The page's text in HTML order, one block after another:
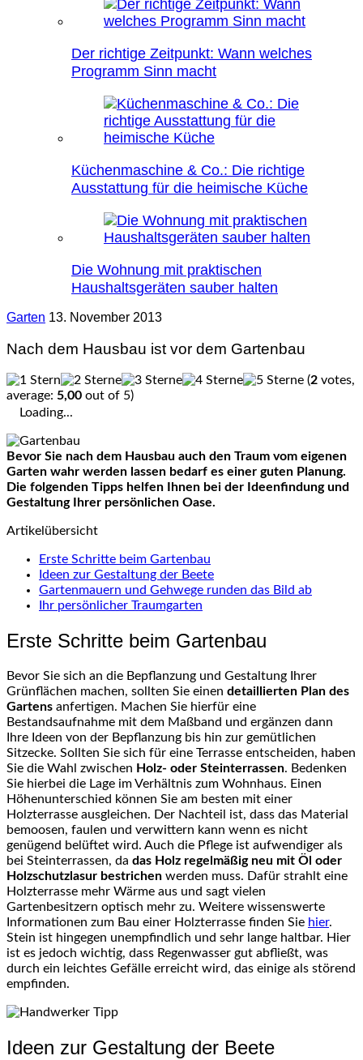
Der richtige Zeitpunkt: Wann welches
Programm Sinn macht
Küchenmaschine & Co.: Die richtige
Ausstattung für die heimische Küche
Die Wohnung mit praktischen
Haushaltsgeräten sauber halten
Garten 13. November 2013
Nach dem Hausbau ist vor dem Gartenbau
(2 votes,
average: 5,00 out of 5)
Loading...
Bevor Sie nach dem Hausbau auch den Traum vom eigenen
Garten wahr werden lassen bedarf es einer guten Planung.
Die folgenden Tipps helfen Ihnen bei der Ideenfindung und
Gestaltung Ihrer persönlichen Oase.
Artikelübersicht
Erste Schritte beim Gartenbau
Ideen zur Gestaltung der Beete
Gartenmauern und Gehwege runden das Bild ab
Ihr persönlicher Traumgarten
Erste Schritte beim Gartenbau
Bevor Sie sich an die Bepflanzung und Gestaltung Ihrer
Grünflächen machen, sollten Sie einen detaillierten Plan des
Gartens anfertigen. Machen Sie hierfür eine
Bestandsaufnahme mit dem Maßband und ergänzen dann
Ihre Ideen von der Bepflanzung bis hin zur gemütlichen
Sitzecke. Sollten Sie sich für eine Terrasse entscheiden, haben
Sie die Wahl zwischen Holz- oder Steinterrassen. Bedenken
Sie hierbei die Lage im Verhältnis zum Wohnhaus. Einen
Höhenunterschied können Sie am besten mit einer
Holzterrasse ausgleichen. Der Nachteil ist, dass das Material
bemoosen, faulen und verwittern kann wenn es nicht
genügend belüftet wird. Auch die Pflege ist aufwendiger als
bei Steinterrassen, da das Holz regelmäßig neu mit Öl oder
Holzschutzlasur bestrichen werden muss. Dafür strahlt eine
Holzterrasse mehr Wärme aus und sagt vielen
Gartenbesitzern optisch mehr zu. Weitere wissenswerte
Informationen zum Bau einer Holzterrasse finden Sie hier.
Stein ist hingegen unempfindlich und sehr lange haltbar. Hier
ist es jedoch wichtig, dass Regenwasser gut abfließt, was
durch ein leichtes Gefälle erreicht wird, das einige als störend
empfinden.
Ideen zur Gestaltung der Beete